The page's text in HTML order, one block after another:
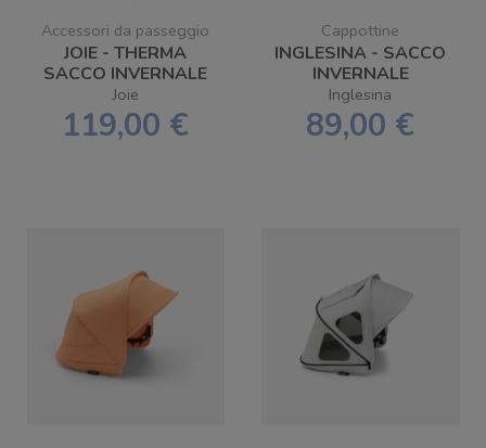
Accessori da passeggio
JOIE - THERMA
SACCO INVERNALE
PER TUTTI I
PASSEGGINI
Joie
119,00 €
Cappottine
INGLESINA - SACCO
INVERNALE
PASSEGGINO
Inglesina
89,00 €